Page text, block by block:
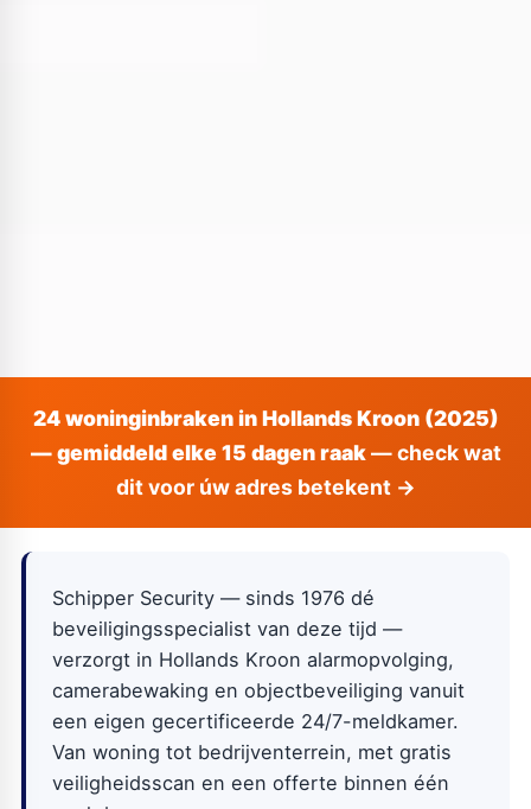
24 woninginbraken in Hollands Kroon (2025)
— gemiddeld elke 15 dagen raak— check wat
dit voor úw adres betekent →
Schipper Security — sinds 1976 dé
beveiligingsspecialist van deze tijd —
verzorgt in Hollands Kroon alarmopvolging,
camerabewaking en objectbeveiliging vanuit
een eigen gecertificeerde 24/7-meldkamer.
Van woning tot bedrijventerrein, met gratis
veiligheidsscan en een offerte binnen één